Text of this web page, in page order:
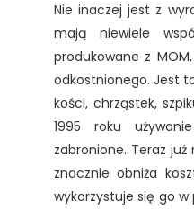
Nie inaczej jest z
mają niewiele
produkowane z
odkostnionego. Jest
kości, chrząstek,
1995 roku
zabronione. Teraz
znacznie obniża
wykorzystuje się go